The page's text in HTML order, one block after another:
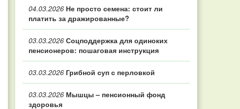
04.03.2026 Не просто семена: стоит ли
платить за дражированные?
03.03.2026 Соцподдержка для одиноких
пенсионеров: пошаговая инструкция
03.03.2026 Грибной суп с перловкой
03.03.2026 Мышцы – пенсионный фонд
здоровья